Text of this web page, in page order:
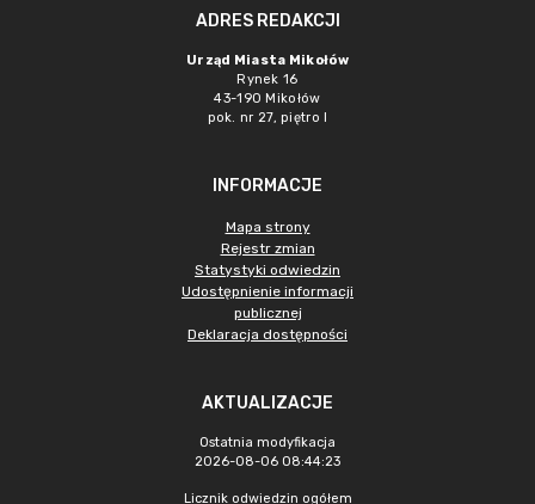
ADRES REDAKCJI
Urząd Miasta Mikołów
Rynek 16
43-190 Mikołów
pok. nr 27, piętro I
INFORMACJE
Mapa strony
Rejestr zmian
Statystyki odwiedzin
Udostępnienie informacji
publicznej
Deklaracja dostępności
AKTUALIZACJE
Ostatnia modyfikacja
2026-08-06 08:44:23
Licznik odwiedzin ogółem